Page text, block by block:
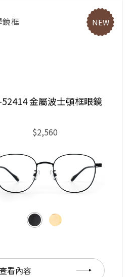
鏡框 NEW
52414 金屬波士頓框眼鏡
$2,560
看內容